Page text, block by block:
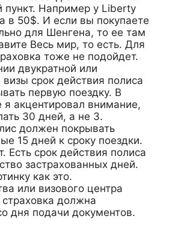
пункт. Например у Liberty
в 50$. И если вы покупаете
для Шенгена, то ее там
Весь мир, то есть. Для
тоже не подойдет.
двукратной или
визы срок действия полиса
первую поездку. В
акцентировал внимание,
30 дней, а не 3.
должен покрывать
15 дней к сроку поездки.
Есть срок действия полиса
застрахованных дней.
как это.
или визового центра
должна
дня подачи документов.